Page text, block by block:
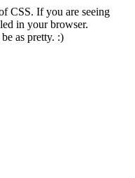
CSS. If you are seeing
in your browser.
as pretty. :)